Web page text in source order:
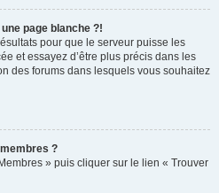
page blanche ?!
pour que le serveur puisse les
et essayez d’être plus précis dans les
des forums dans lesquels vous souhaitez
?
» puis cliquer sur le lien « Trouver